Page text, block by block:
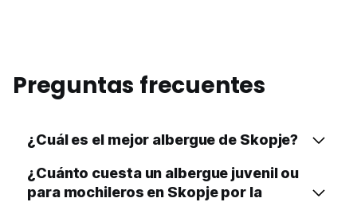
Preguntas frecuentes
¿Cuál es el mejor albergue de Skopje?
¿Cuánto cuesta un albergue juvenil ou
para mochileros en Skopje por la